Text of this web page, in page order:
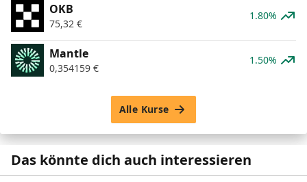
OKB
75,32 €
1.80%
Mantle
0,354159 €
1.50%
Alle Kurse
Das könnte dich auch interessieren